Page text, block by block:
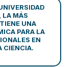
LA MÁS
UNA
PARA LA
EN
CIENCIA.